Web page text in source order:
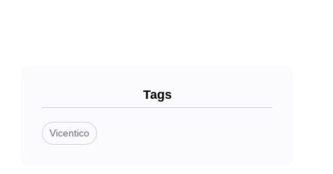
Tags
Vicentico